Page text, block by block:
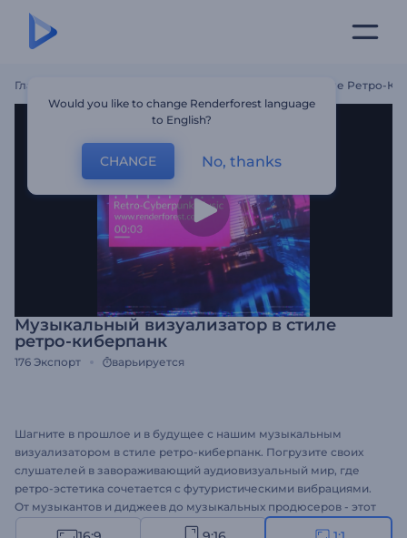
Главная Музыкальный Визуализатор В Стиле Ретро-
Музыкальный визуализатор в стиле
ретро-киберпанк
176 Экспорт варьируется
Шагните в прошлое и в будущее с нашим музыкальным
визуализатором в стиле ретро-киберпанк. Погрузите своих
слушателей в завораживающий аудиовизуальный мир, где
ретро-эстетика сочетается с футуристическими вибрациями.
От музыкантов и диджеев до музыкальных продюсеров - этот
шаблон просто необходим всем, кто хочет усовершенствовать
Would you like to change Renderforest language
to English?
CHANGE No, thanks